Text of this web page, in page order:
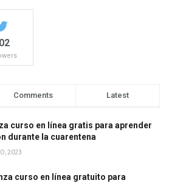
Comments Latest
curso en línea gratis para aprender
durante la cuarentena
2023
curso en línea gratuito para